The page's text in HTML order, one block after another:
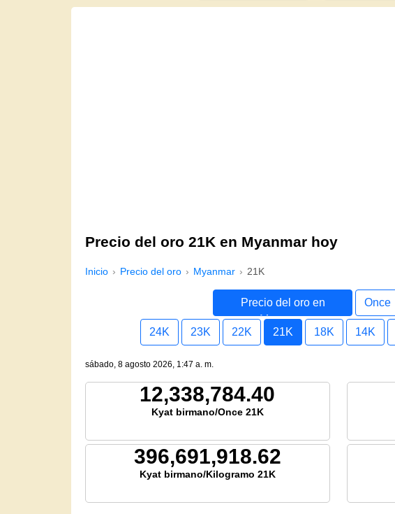
Precio del oro 21K en Myanmar hoy
Inicio Precio del oro Myanmar 21K
Precio del oro en
Myanmar
Once
24K 23K 22K 21K 18K 14K
sábado, 8 agosto 2026, 1:47 a. m.
12,338,784.40
Kyat birmano/Once 21K
396,691,918.62
Kyat birmano/Kilogramo 21K